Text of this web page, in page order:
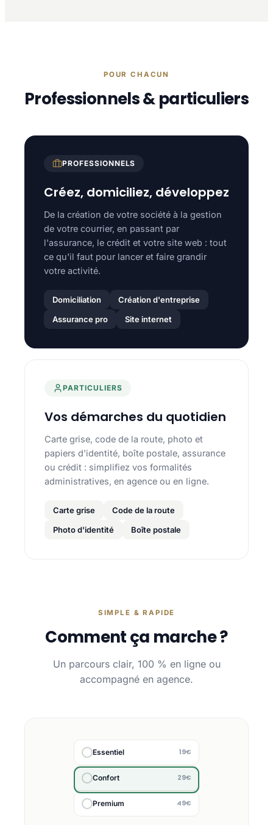
POUR CHACUN
Professionnels & particuliers
PROFESSIONNELS
Créez, domiciliez, développez
De la création de votre société à la gestion
de votre courrier, en passant par
l'assurance, le crédit et votre site web : tout
ce qu'il faut pour lancer et faire grandir
votre activité.
Domiciliation
Création d'entreprise
Assurance pro
Site internet
PARTICULIERS
Vos démarches du quotidien
Carte grise, code de la route, photo et
papiers d'identité, boîte postale, assurance
ou crédit : simplifiez vos formalités
administratives, en agence ou en ligne.
Carte grise
Code de la route
Photo d'identité
Boîte postale
SIMPLE & RAPIDE
Comment ça marche ?
Un parcours clair, 100 % en ligne ou
accompagné en agence.
Essentiel 19€
Confort 29€
Premium 49€